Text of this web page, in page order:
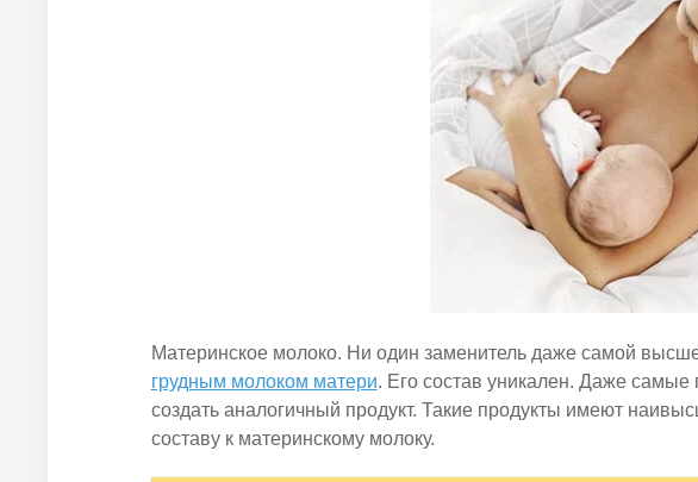
Материнское молоко. Ни один заменитель даже самой
грудным молоком матери. Его состав уникален. Даже самые
создать аналогичный продукт. Такие продукты имеют
составу к материнскому молоку.